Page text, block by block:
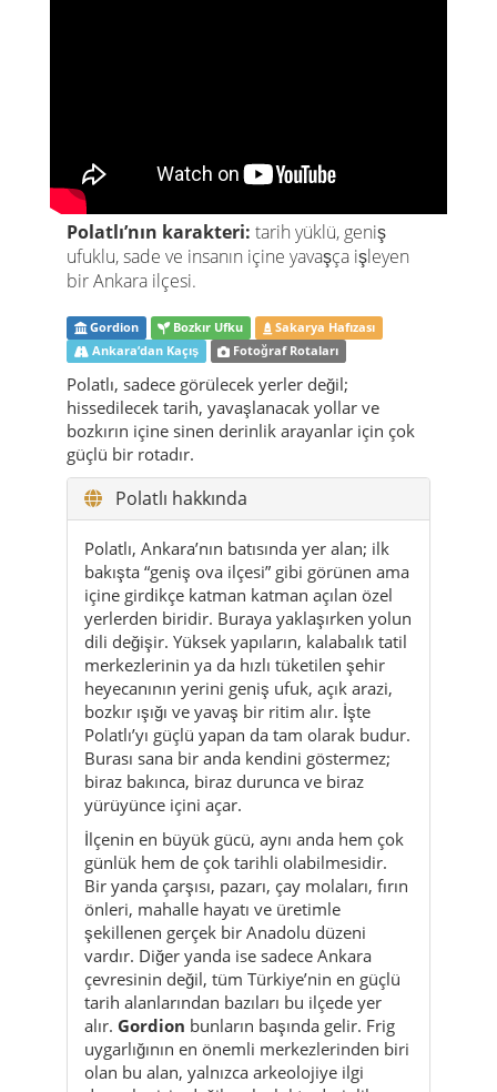
bir Ankara ilçesi.
Gordion Bozkır Ufku
Sakarya Hafızası
Ankara’dan Kaçış
Fotoğraf Rotaları
Polatlı, sadece görülecek yerler değil;
hissedilecek tarih, yavaşlanacak yollar ve
bozkırın içine sinen derinlik arayanlar için çok
güçlü bir rotadır.
Polatlı hakkında
Polatlı, Ankara’nın batısında yer alan; ilk
bakışta “geniş ova ilçesi” gibi görünen ama
içine girdikçe katman katman açılan özel
yerlerden biridir. Buraya yaklaşırken yolun
dili değişir. Yüksek yapıların, kalabalık tatil
merkezlerinin ya da hızlı tüketilen şehir
heyecanının yerini geniş ufuk, açık arazi,
bozkır ışığı ve yavaş bir ritim alır. İşte
Polatlı’yı güçlü yapan da tam olarak budur.
Burası sana bir anda kendini göstermez;
biraz bakınca, biraz durunca ve biraz
yürüyünce içini açar.
İlçenin en büyük gücü, aynı anda hem çok
günlük hem de çok tarihli olabilmesidir.
Bir yanda çarşısı, pazarı, çay molaları, fırın
önleri, mahalle hayatı ve üretimle
şekillenen gerçek bir Anadolu düzeni
vardır. Diğer yanda ise sadece Ankara
çevresinin değil, tüm Türkiye’nin en güçlü
tarih alanlarından bazıları bu ilçede yer
alır.Gordionbunların başında gelir. Frig
uygarlığının en önemli merkezlerinden biri
olan bu alan, yalnızca arkeolojiye ilgi
duyanlar için değil, yolculukta derinlik
arayan herkes için çok etkileyicidir. Burada
taş, höyük, ova ve sessizlik birlikte çalışır.
Bir müzeyi dolaşmış gibi değil, zamanın
içinden geçmiş gibi hissedersin.